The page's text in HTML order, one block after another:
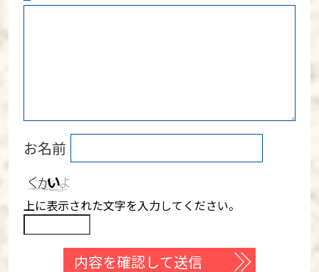
お名前
上に表示された文字を入力してください。